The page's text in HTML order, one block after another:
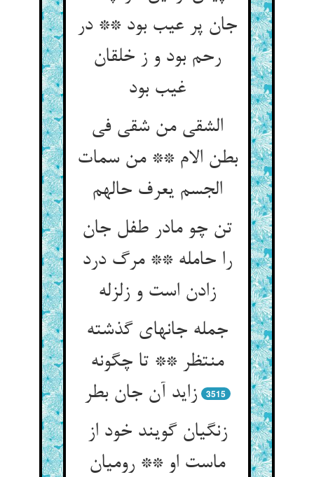
جان پر عیب بود ** در
رحم بود و ز خلقان
غیب بود
الشقی من شقی فی
بطن الام ** من سمات
تن چو مادر طفل جان
را حامله ** مرگ درد
جمله جانهای گذشته
منتظر ** تا چگونه
زاید آن جان بطر
3515
زنگیان گویند خود از
ماست او ** رومیان